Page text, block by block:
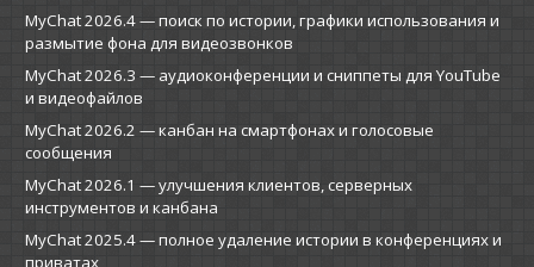
MyChat 2026.4 — поиск по истории, графики использования и
размытие фона для видеозвонков
MyChat 2026.3 — аудиоконференции и сниппеты для YouTube
и видеофайлов
MyChat 2026.2 — канбан на смартфонах и голосовые
сообщения
MyChat 2026.1 — улучшения клиентов, серверных
инструментов и канбана
MyChat 2025.4 — полное удаление истории в конференциях и
приватах